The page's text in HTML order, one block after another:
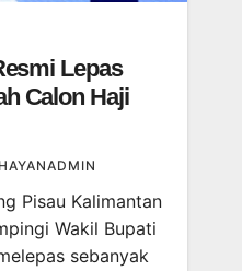
Lepas
Calon Haji
Pisau Kalimantan
Wakil Bupati
sebanyak